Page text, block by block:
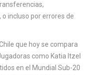
incluso por errores de
que hoy se compara
como Katia Itzel
en el Mundial Sub-20